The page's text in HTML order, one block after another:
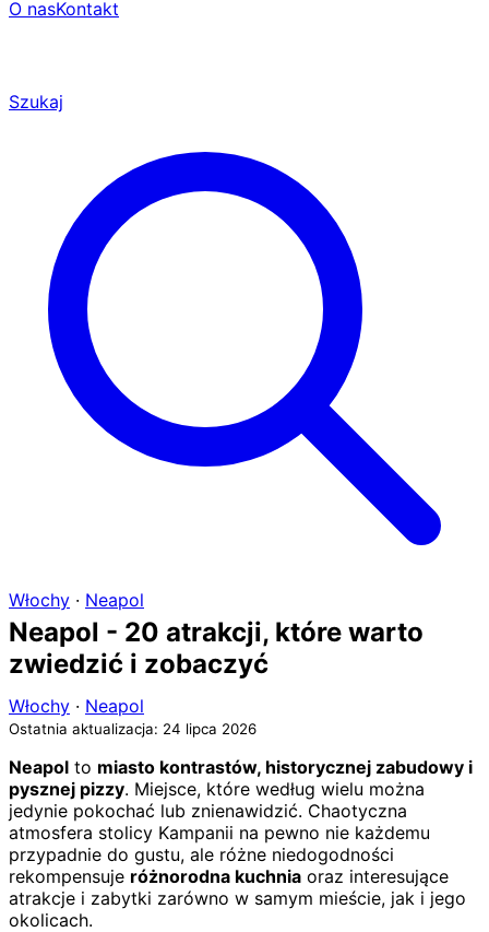
O nasKontakt
Szukaj
Włochy · Neapol
Neapol - 20 atrakcji, które warto
zwiedzić i zobaczyć
Włochy · Neapol
Ostatnia aktualizacja: 24 lipca 2026
Neapol to miasto kontrastów, historycznej zabudowy i
pysznej pizzy. Miejsce, które według wielu można
jedynie pokochać lub znienawidzić. Chaotyczna
atmosfera stolicy Kampanii na pewno nie każdemu
przypadnie do gustu, ale różne niedogodności
rekompensuje różnorodna kuchnia oraz interesujące
atrakcje i zabytki zarówno w samym mieście, jak i jego
okolicach.